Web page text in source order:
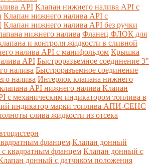
API Клапан нижнего налива API с
Клапан нижнего налива API с
Клапан нижнего налива API без ручки
нижнего налива Фланец ФЛОК для
и контроля жидкости в сливной
налива API с манифольдом Крышка
API Быстроразъемное соединение 3"
налива Быстроразъемное соединение
налива Интерлок клапана нижнего
API нижнего налива Клапан
с механическим индикатором топлива в
индикатор марки топлива АПИ-СЕНС
слива жидкости из отсека
фланцем Клапан донный
квадратным фланцем Клапан донный с
донный с датчиком положения